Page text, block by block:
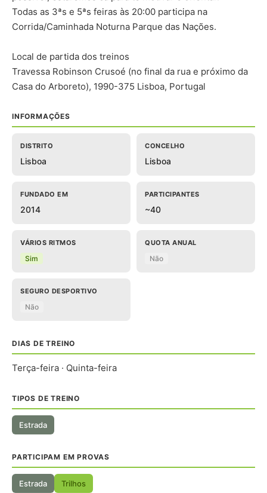
Todas as 3ªs e 5ªs feiras às 20:00 participa na
Corrida/Caminhada Noturna Parque das Nações.
Local de partida dos treinos
Travessa Robinson Crusoé (no final da rua e próximo da
Casa do Arboreto), 1990-375 Lisboa, Portugal
INFORMAÇÕES
DISTRITO
Lisboa
CONCELHO
Lisboa
FUNDADO EM
2014
PARTICIPANTES
~40
VÁRIOS RITMOS
Sim
QUOTA ANUAL
Não
SEGURO DESPORTIVO
Não
DIAS DE TREINO
Terça-feira · Quinta-feira
TIPOS DE TREINO
Estrada
PARTICIPAM EM PROVAS
Estrada Trilhos